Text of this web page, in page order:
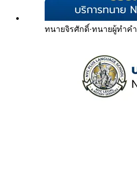
ทนายจิรศักดิ์·ทนายผู้ทำค